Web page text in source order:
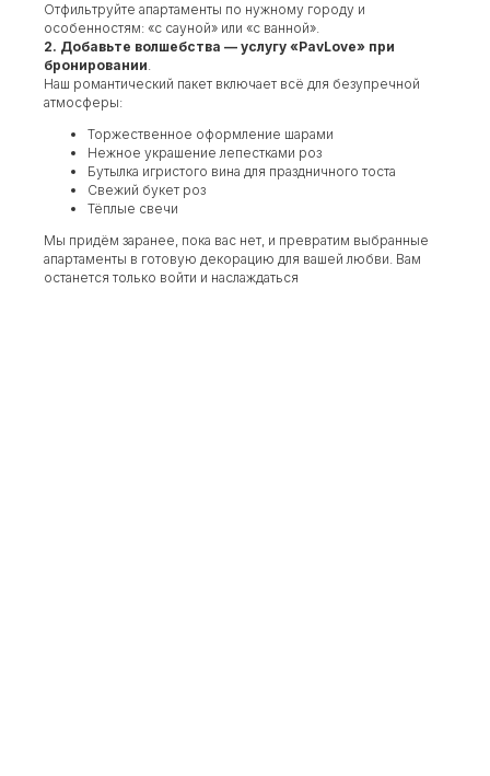
Отфильтруйте апартаменты по нужному городу и
особенностям: «с сауной» или «с ванной».
2. Добавьте волшебства — услугу «PavLove» при
бронировании.
Наш романтический пакет включает всё для безупречной
атмосферы:
Торжественное оформление шарами
Нежное украшение лепестками роз
Бутылка игристого вина для праздничного тоста
Свежий букет роз
Тёплые свечи
Мы придём заранее, пока вас нет, и превратим выбранные
апартаменты в готовую декорацию для вашей любви. Вам
останется только войти и наслаждаться